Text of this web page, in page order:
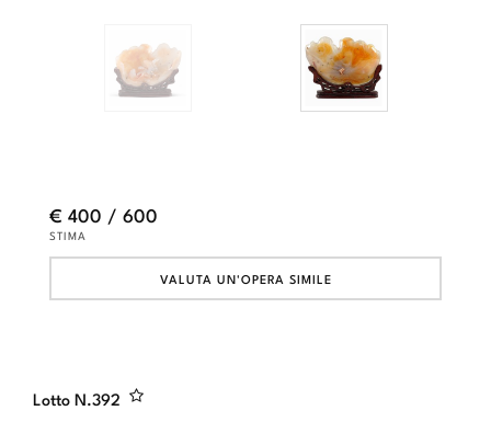
Lotto N.392
€ 400 / 600
STIMA
VALUTA UN'OPERA SIMILE